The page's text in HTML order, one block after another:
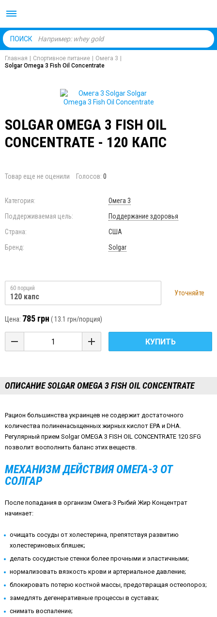
ПОИСК
Главная Спортивное питание Омега 3
Solgar Omega 3 Fish Oil Concentrate
SOLGAR OMEGA 3 FISH OIL
CONCENTRATE - 120 КАПС
Товар еще не оценили Голосов: 0
Категория:
Омега 3
Поддерживаемая цель:
Поддержание здоровья
Страна:
США
Бренд:
Solgar
60 порций
120 капс Уточняйте
Цена: 785 грн ( 13.1 грн/порция)
КУПИТЬ
ОПИСАНИЕ SOLGAR OMEGA 3 FISH OIL CONCENTRATE
Рацион большинства украинцев не содержит достаточного
количества полиненасыщенных жирных кислот EPA и DHA.
Регулярный прием Solgar OMEGA 3 FISH OIL CONCENTRATE 120 SFG
позволит восполнить баланс этих веществ.
МЕХАНИЗМ ДЕЙСТВИЯ ОМЕГА-3 ОТ
СОЛГАР
После попадания в организм Омега-3 Рыбий Жир Концентрат
начинает:
очищать сосуды от холестерина, препятствуя развитию
холестериновых бляшек;
делать сосудистые стенки более прочными и эластичными;
нормализовать вязкость крови и артериальное давление;
блокировать потерю костной массы, предотвращая остеопороз;
замедлять дегенеративные процессы в суставах;
снимать воспаление;